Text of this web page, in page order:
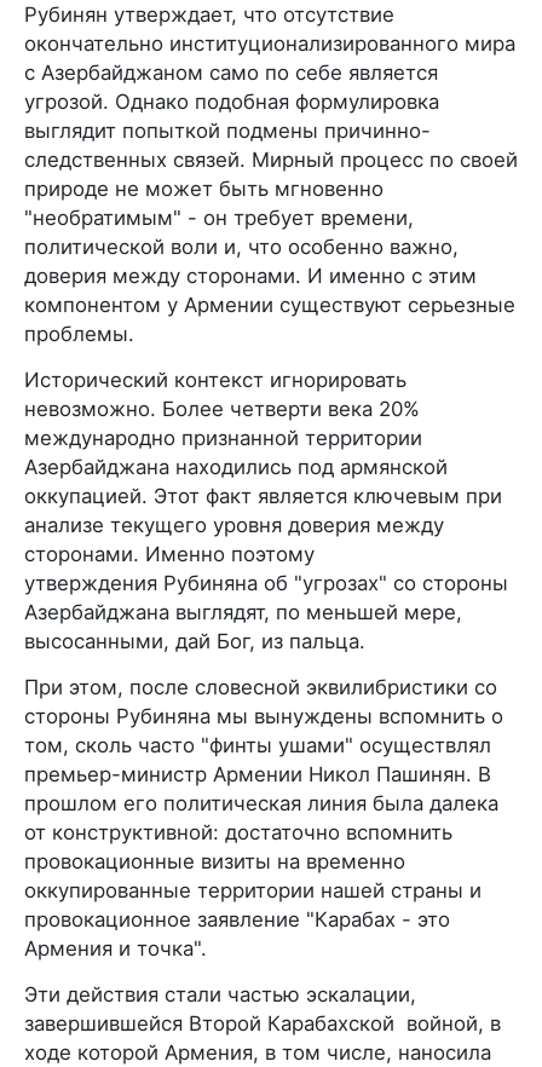
Рубинян утверждает, что отсутствие
окончательно институционализированного мира
с Азербайджаном само по себе является
угрозой. Однако подобная формулировка
выглядит попыткой подмены причинно-
следственных связей. Мирный процесс по своей
природе не может быть мгновенно
"необратимым" - он требует времени,
политической воли и, что особенно важно,
доверия между сторонами. И именно с этим
компонентом у Армении существуют серьезные
проблемы.
Исторический контекст игнорировать
невозможно. Более четверти века 20%
международно признанной территории
Азербайджана находились под армянской
оккупацией. Этот факт является ключевым при
анализе текущего уровня доверия между
сторонами. Именно поэтому
утверждения Рубиняна об "угрозах" со стороны
Азербайджана выглядят, по меньшей мере,
высосанными, дай Бог, из пальца.
При этом, после словесной эквилибристики со
стороны Рубиняна мы вынуждены вспомнить о
том, сколь часто "финты ушами" осуществлял
премьер-министр Армении Никол Пашинян. В
прошлом его политическая линия была далека
от конструктивной: достаточно вспомнить
провокационные визиты на временно
оккупированные территории нашей страны и
провокационное заявление "Карабах - это
Армения и точка".
Эти действия стали частью эскалации,
завершившейся Второй Карабахской войной, в
ходе которой Армения, в том числе, наносила